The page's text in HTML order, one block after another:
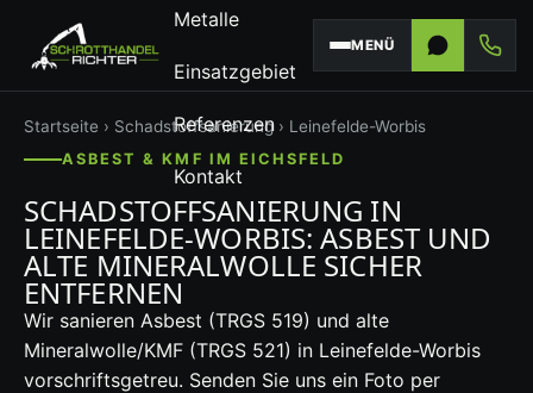
Metalle
Einsatzgebiet
Referenzen
Kontakt
MENÜ
Startseite › Schadstoffsanierung› Leinefelde-Worbis
ASBEST & KMF IM EICHSFELD
SCHADSTOFFSANIERUNG IN
LEINEFELDE-WORBIS: ASBEST UND
ALTE MINERALWOLLE SICHER
ENTFERNEN
Wir sanieren Asbest (TRGS 519) und alte
Mineralwolle/KMF (TRGS 521) in Leinefelde-Worbis
vorschriftsgetreu. Senden Sie uns ein Foto per